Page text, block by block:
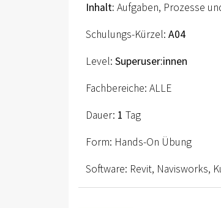
Inhalt: Aufgaben, Prozesse
Schulungs-Kürzel: A04
Level: Superuser:innen
Fachbereiche: ALLE
Dauer: 1 Tag
Form: Hands-On Übung
Software: Revit, Navisworks,